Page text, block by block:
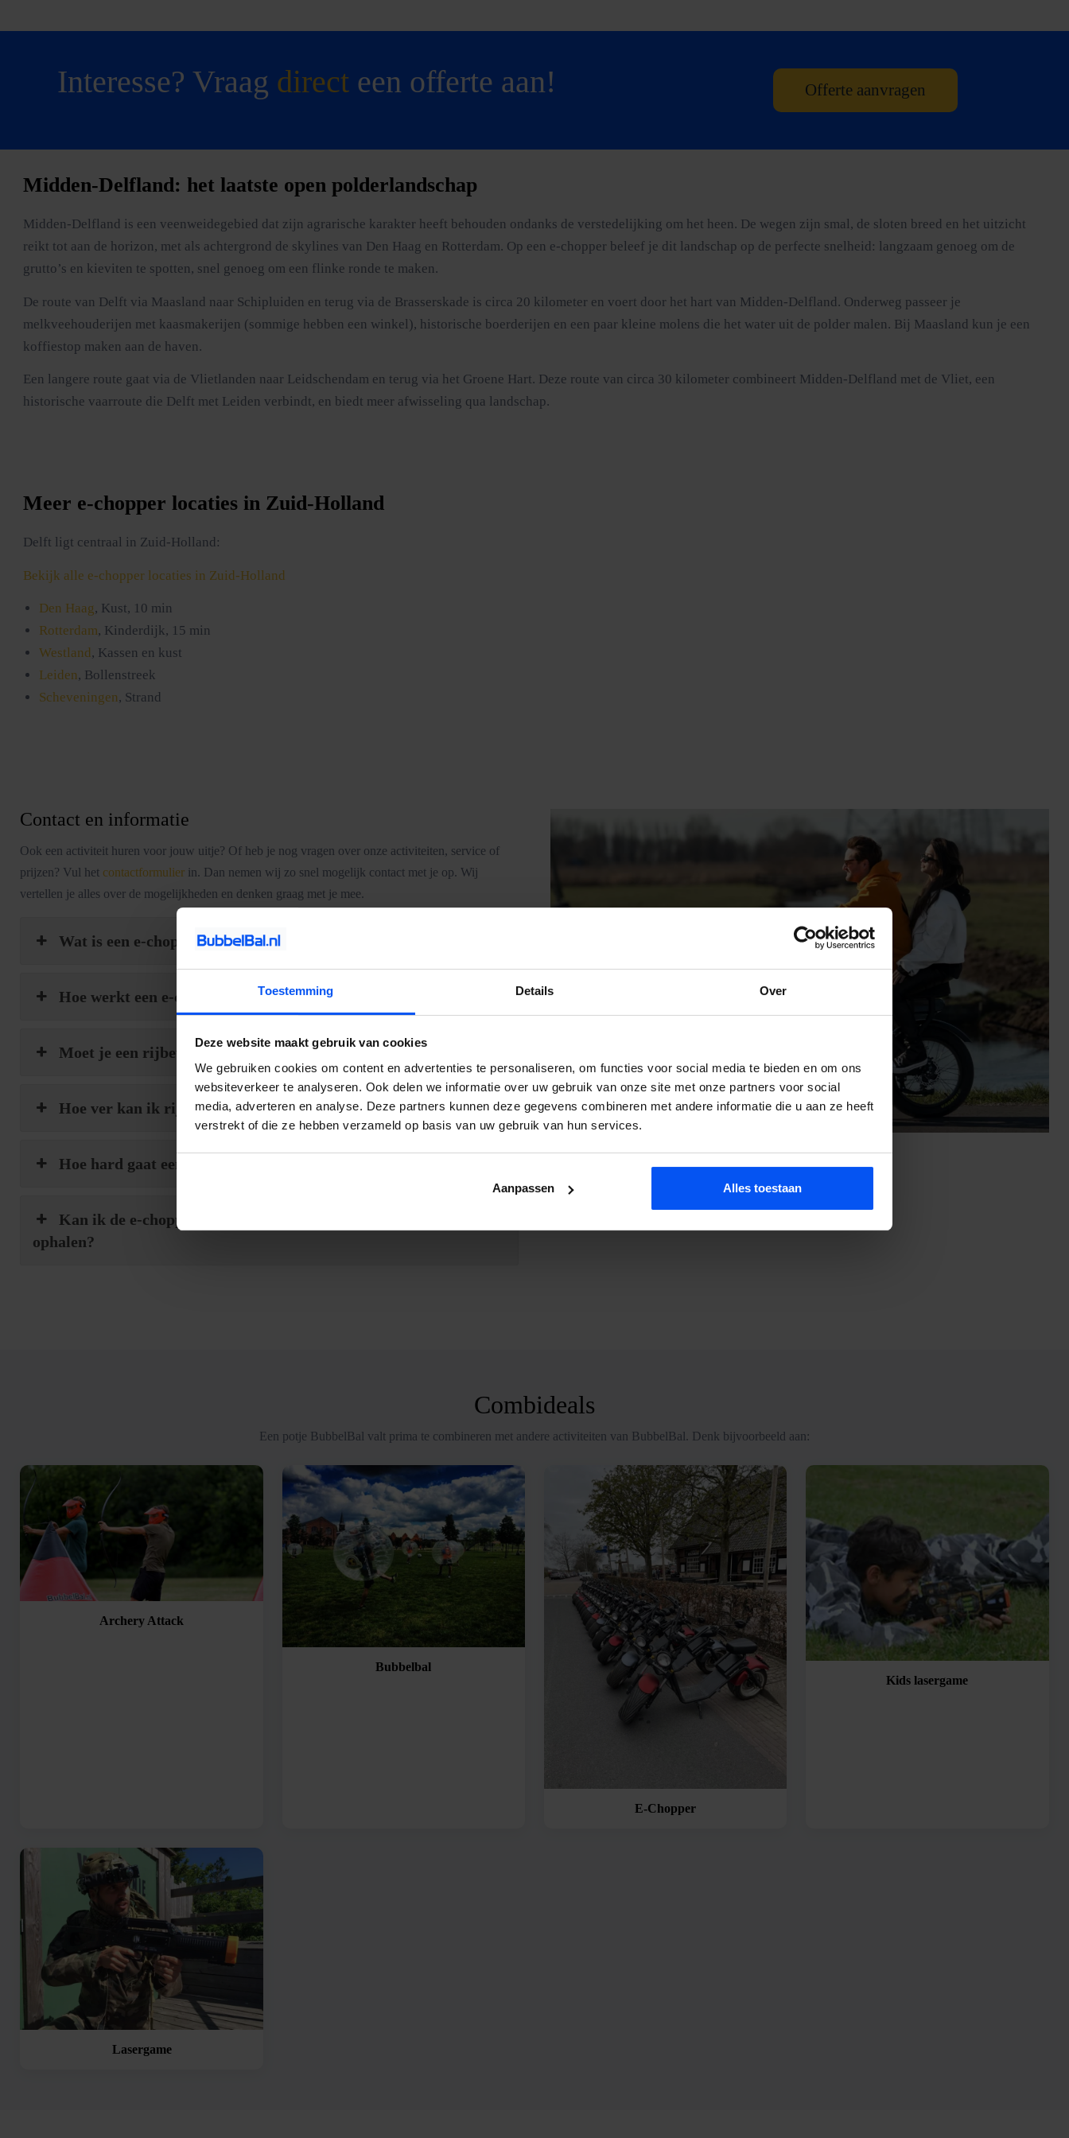
Toestemming Details Over
Deze website maakt gebruik van cookies
We gebruiken cookies om content en advertenties te personaliseren, om functies voor social media te bieden en om ons
websiteverkeer te analyseren. Ook delen we informatie over uw gebruik van onze site met onze partners voor social
media, adverteren en analyse. Deze partners kunnen deze gegevens combineren met andere informatie die u aan ze heeft
verstrekt of die ze hebben verzameld op basis van uw gebruik van hun services.
Aanpassen Alles toestaan
Interesse? Vraag direct een offerte aan! Offerte aanvragen
Midden-Delfland: het laatste open polderlandschap
Midden-Delfland is een veenweidegebied dat zijn agrarische karakter heeft behouden ondanks de verstedelijking om het heen. De wegen zijn smal, de sloten breed en het uitzicht
reikt tot aan de horizon, met als achtergrond de skylines van Den Haag en Rotterdam. Op een e-chopper beleef je dit landschap op de perfecte snelheid: langzaam genoeg om de
grutto’s en kieviten te spotten, snel genoeg om een flinke ronde te maken.
De route van Delft via Maasland naar Schipluiden en terug via de Brasserskade is circa 20 kilometer en voert door het hart van Midden-Delfland. Onderweg passeer je
melkveehouderijen met kaasmakerijen (sommige hebben een winkel), historische boerderijen en een paar kleine molens die het water uit de polder malen. Bij Maasland kun je een
koffiestop maken aan de haven.
Een langere route gaat via de Vlietlanden naar Leidschendam en terug via het Groene Hart. Deze route van circa 30 kilometer combineert Midden-Delfland met de Vliet, een
historische vaarroute die Delft met Leiden verbindt, en biedt meer afwisseling qua landschap.
Meer e-chopper locaties in Zuid-Holland
Delft ligt centraal in Zuid-Holland:
Bekijk alle e-chopper locaties in Zuid-Holland
Den Haag, Kust, 10 min
Rotterdam, Kinderdijk, 15 min
Westland , Kassen en kust
Leiden, Bollenstreek
Scheveningen, Strand
Contact en informatie
Ook een activiteit huren voor jouw uitje? Of heb je nog vragen over onze activiteiten, service of
prijzen? Vul het contactformulier in. Dan nemen wij zo snel mogelijk contact met je op. Wij
vertellen je alles over de mogelijkheden en denken graag met je mee.
Wat is een e-chopper?
Hoe werkt een e-chopper?
Moet je een rijbewijs hebben om een e-chopper te huren?
Hoe ver kan ik rijden met een e-chopper?
Hoe hard gaat een e-chopper?
Kan ik de e-chopper op een specifieke locatie laten bezorgen en
ophalen?
Combideals
Een potje BubbelBal valt prima te combineren met andere activiteiten van BubbelBal. Denk bijvoorbeeld aan:
Archery Attack
Bubbelbal
E-Chopper
Kids lasergame
Lasergame